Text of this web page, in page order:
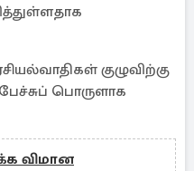
குழுவிற்கு
பொருளாக
விமான